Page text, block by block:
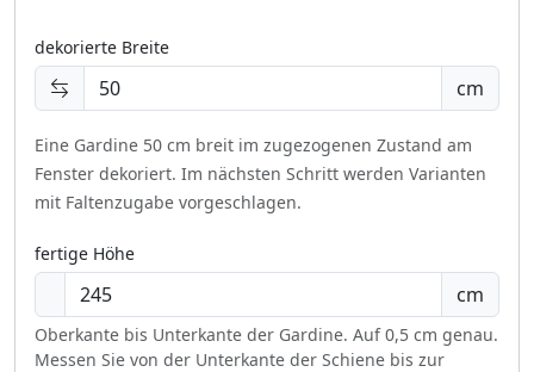
dekorierte Breite
cm
Eine Gardine 50 cm breit im zugezogenen Zustand am
Fenster dekoriert. Im nächsten Schritt werden Varianten
mit Faltenzugabe vorgeschlagen.
fertige Höhe
cm
Oberkante bis Unterkante der Gardine. Auf 0,5 cm genau.
Messen Sie von der Unterkante der Schiene bis zur